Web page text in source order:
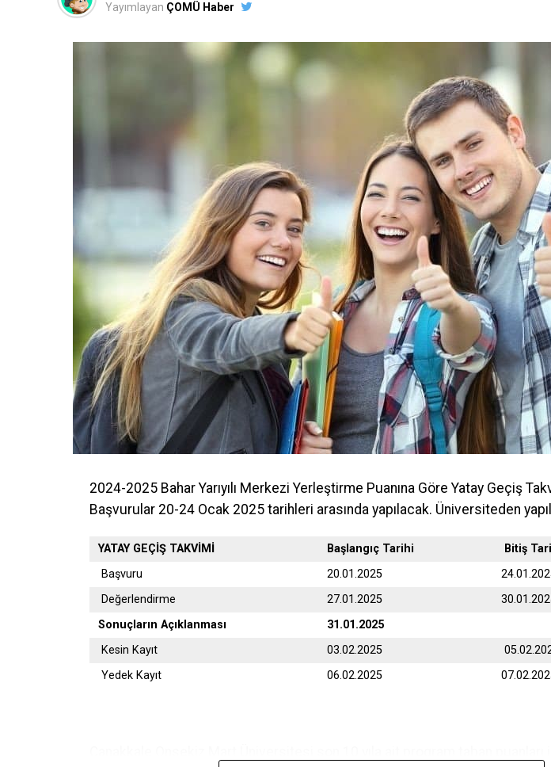
Yayımlayan ÇOMÜ Haber
2024-2025 Bahar Yarıyılı Merkezi Yerleştirme Puanına Göre Yatay Geçiş
Başvurular 20-24 Ocak 2025 tarihleri arasında yapılacak. Üniversiteden
YATAY GEÇİŞ TAKVİMİ Başlangıç Tarihi
Bitiş
Başvuru
20.01.2025
Değerlendirme
27.01.2025
Sonuçların Açıklanması
31.01.2025
Kesin Kayıt
03.02.2025
Yedek Kayıt
06.02.2025